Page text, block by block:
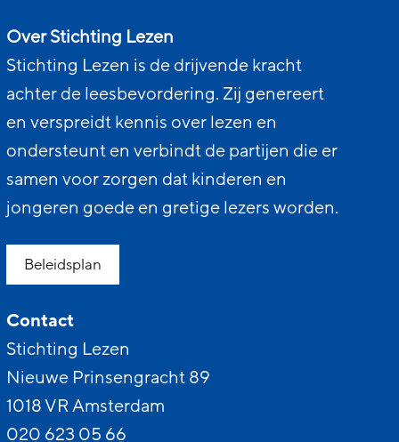
Over Stichting Lezen
Stichting Lezen is de drijvende kracht
achter de leesbevordering. Zij genereert
en verspreidt kennis over lezen en
ondersteunt en verbindt de partijen die er
samen voor zorgen dat kinderen en
jongeren goede en gretige lezers worden.
Beleidsplan
Contact
Stichting Lezen
Nieuwe Prinsengracht 89
1018 VR Amsterdam
020 623 05 66